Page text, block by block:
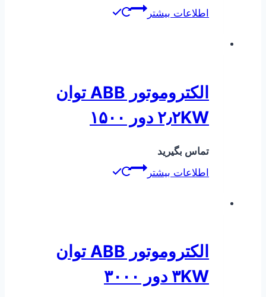
اطلاعات بیشتر
الکتروموتور ABB توان
۲٫۲KW دور ۱۵۰۰
تماس بگیرید
اطلاعات بیشتر
الکتروموتور ABB توان
۳KW دور ۳۰۰۰